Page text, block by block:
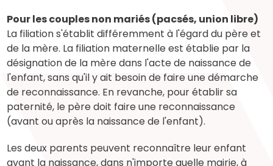
Pour les couples non mariés (pacsés, union libre)
La filiation s'établit différemment à l'égard du père et
de la mère. La filiation maternelle est établie par la
désignation de la mère dans l'acte de naissance de
l'enfant, sans qu'il y ait besoin de faire une démarche
de reconnaissance. En revanche, pour établir sa
paternité, le père doit faire une reconnaissance
(avant ou après la naissance de l'enfant).
Les deux parents peuvent reconnaître leur enfant
avant la naissance, dans n'importe quelle mairie, à